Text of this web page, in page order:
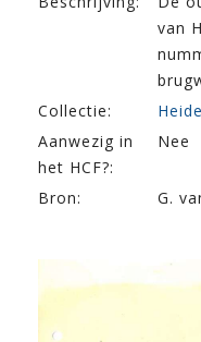
van
Collectie:
Aanwezig in
het HCF?:
Nee
Bron: G.